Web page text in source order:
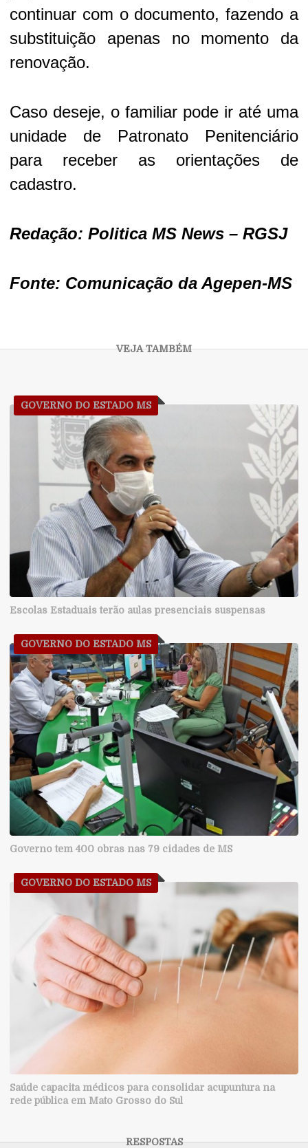
continuar com o documento, fazendo a
substituição apenas no momento da
renovação.
Caso deseje, o familiar pode ir até uma
unidade de Patronato Penitenciário
para receber as orientações de
cadastro.
Redação: Politica MS News – RGSJ
Fonte: Comunicação da Agepen-MS
GOVERNO DO ESTADO MS
Escolas Estaduais terão aulas presenciais suspensas
GOVERNO DO ESTADO MS
Governo tem 400 obras nas 79 cidades de MS
GOVERNO DO ESTADO MS
Saúde capacita médicos para consolidar acupuntura na
rede pública em Mato Grosso do Sul